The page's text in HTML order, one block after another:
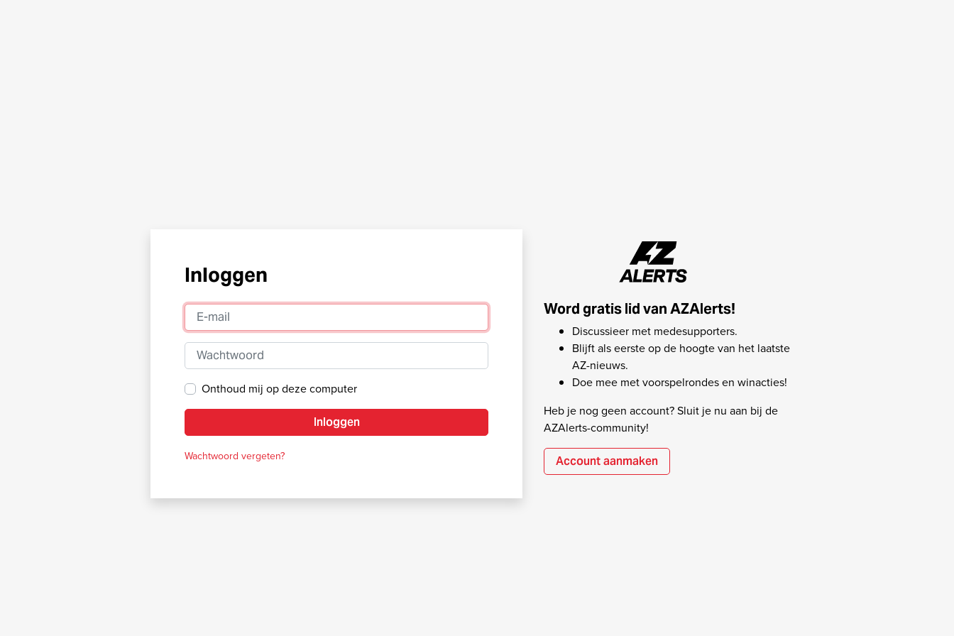
Inloggen
E-mail
Wachtwoord
Onthoud mij op deze computer
Inloggen
Wachtwoord vergeten?
Word gratis lid van AZAlerts!
Discussieer met medesupporters.
Blijft als eerste op de hoogte van het laatste
AZ-nieuws.
Doe mee met voorspelrondes en winacties!
Heb je nog geen account? Sluit je nu aan bij de
AZAlerts-community!
Account aanmaken